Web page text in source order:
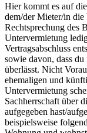
Hier kommt es auf
dem/der Mieter/in die
Rechtsprechung des
Untervermietung
Vertragsabschluss
sowie davon, dass
überlässt. Nicht
ehemaligen und
Untervermietung
Sachherrschaft über
aufgegeben hast/
beispielsweise